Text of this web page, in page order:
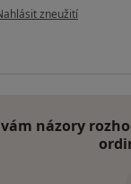
názoru uživatele Váš
zneužití
názory